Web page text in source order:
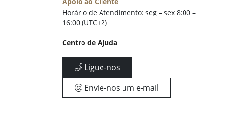
Horário de Atendimento: seg – sex 8:00 –
16:00 (UTC+2)
Centro de Ajuda
Ligue-nos
Envie-nos um e-mail